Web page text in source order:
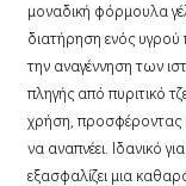
μοναδική φόρμουλα
διατήρηση ενός υγρού
την αναγέννηση των
πληγής από πυριτικό
χρήση, προσφέροντας
να αναπνέει. Ιδανικό
εξασφαλίζει μια